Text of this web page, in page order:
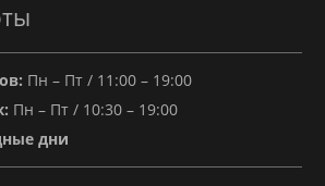
Пн – Пт / 11:00 – 19:00
Пн – Пт / 10:30 – 19:00
дни